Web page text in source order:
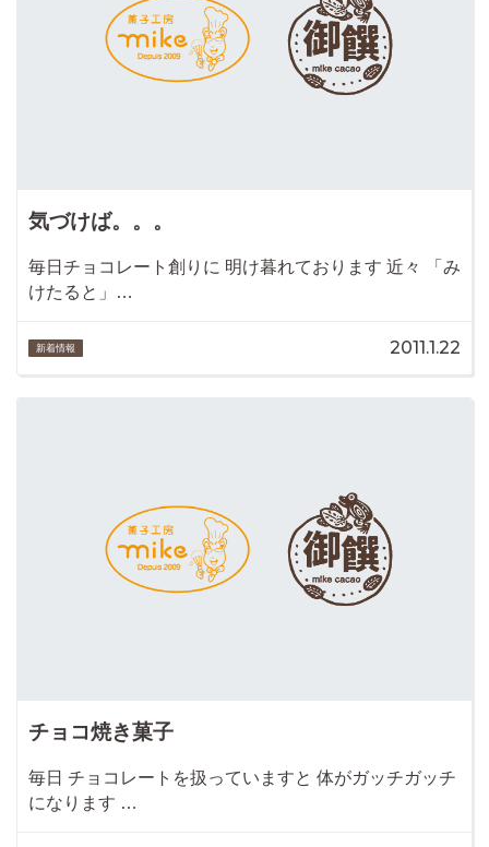
気づけば。。。
毎日チョコレート創りに 明け暮れております 近々 「み
けたると」…
新着情報 2011.1.22
チョコ焼き菓子
毎日 チョコレートを扱っていますと 体がガッチガッチ
になります …